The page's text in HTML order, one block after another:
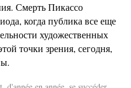
Смерть Пикассо
когда публика все еще
художественных
точки зрения, сегодня,